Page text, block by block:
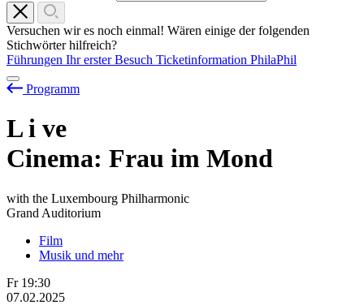
Versuchen wir es noch einmal! Wären einige der folgenden
Stichwörter hilfreich?
Führungen Ihr erster Besuch Ticketinformation PhilaPhil
Programm
Li ve
Cinema: Frau im Mond
with the Luxembourg Philharmonic
Grand Auditorium
Film
Musik und mehr
Fr 19:30
07.02.2025